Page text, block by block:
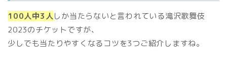
100人中3人しか当たらないと言われている滝沢歌舞伎
2023のチケットですが、
少しでも当たりやすくなるコツを3つご紹介しますね。